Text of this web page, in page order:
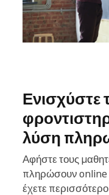
Ενισχύστε
λύση
Αφήστε τους
πληρώσουν online
έχετε